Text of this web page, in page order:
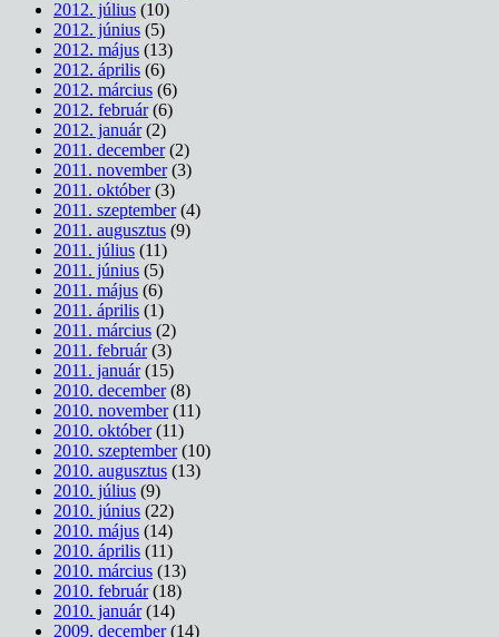
2012. július (10)
2012. június (5)
2012. május (13)
2012. április (6)
2012. március (6)
2012. február(6)
2012. január(2)
2011. december(2)
2011. november(3)
2011. október(3)
2011. szeptember(4)
2011. augusztus (9)
2011. július (11)
2011. június (5)
2011. május (6)
2011. április (1)
2011. március (2)
2011. február(3)
2011. január(15)
2010. december(8)
2010. november(11)
2010. október(11)
2010. szeptember(10)
2010. augusztus (13)
2010. július (9)
2010. június (22)
2010. május (14)
2010. április (11)
2010. március (13)
2010. február(18)
2010. január(14)
2009. december(14)